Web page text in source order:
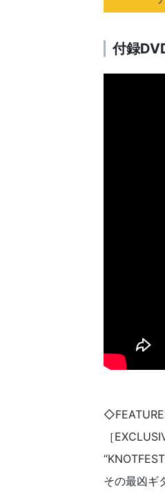
付録
［
その最凶ギ